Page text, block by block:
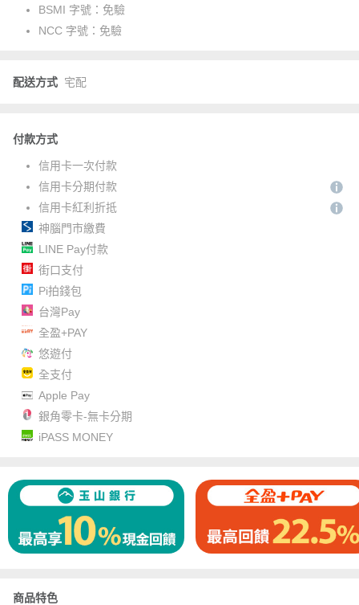
BSMI 字號： 免驗
NCC 字號： 免驗
配送方式 宅配
付款方式
信用卡一次付款
信用卡分期付款
信用卡紅利折抵
神腦門市繳費
LINE Pay付款
街口支付
Pi拍錢包
台灣Pay
全盈+PAY
悠遊付
全支付
Apple Pay
銀角零卡-無卡分期
iPASS MONEY
商品特色